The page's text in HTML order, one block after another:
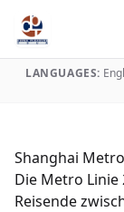
LANGUAGES:
Shanghai
Die Metro
Reisende